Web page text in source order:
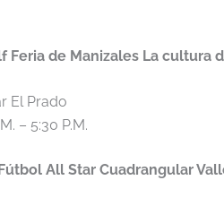
Feria de Manizales La
El Prado
– 5:30 P.M.
All Star Cuadrangular